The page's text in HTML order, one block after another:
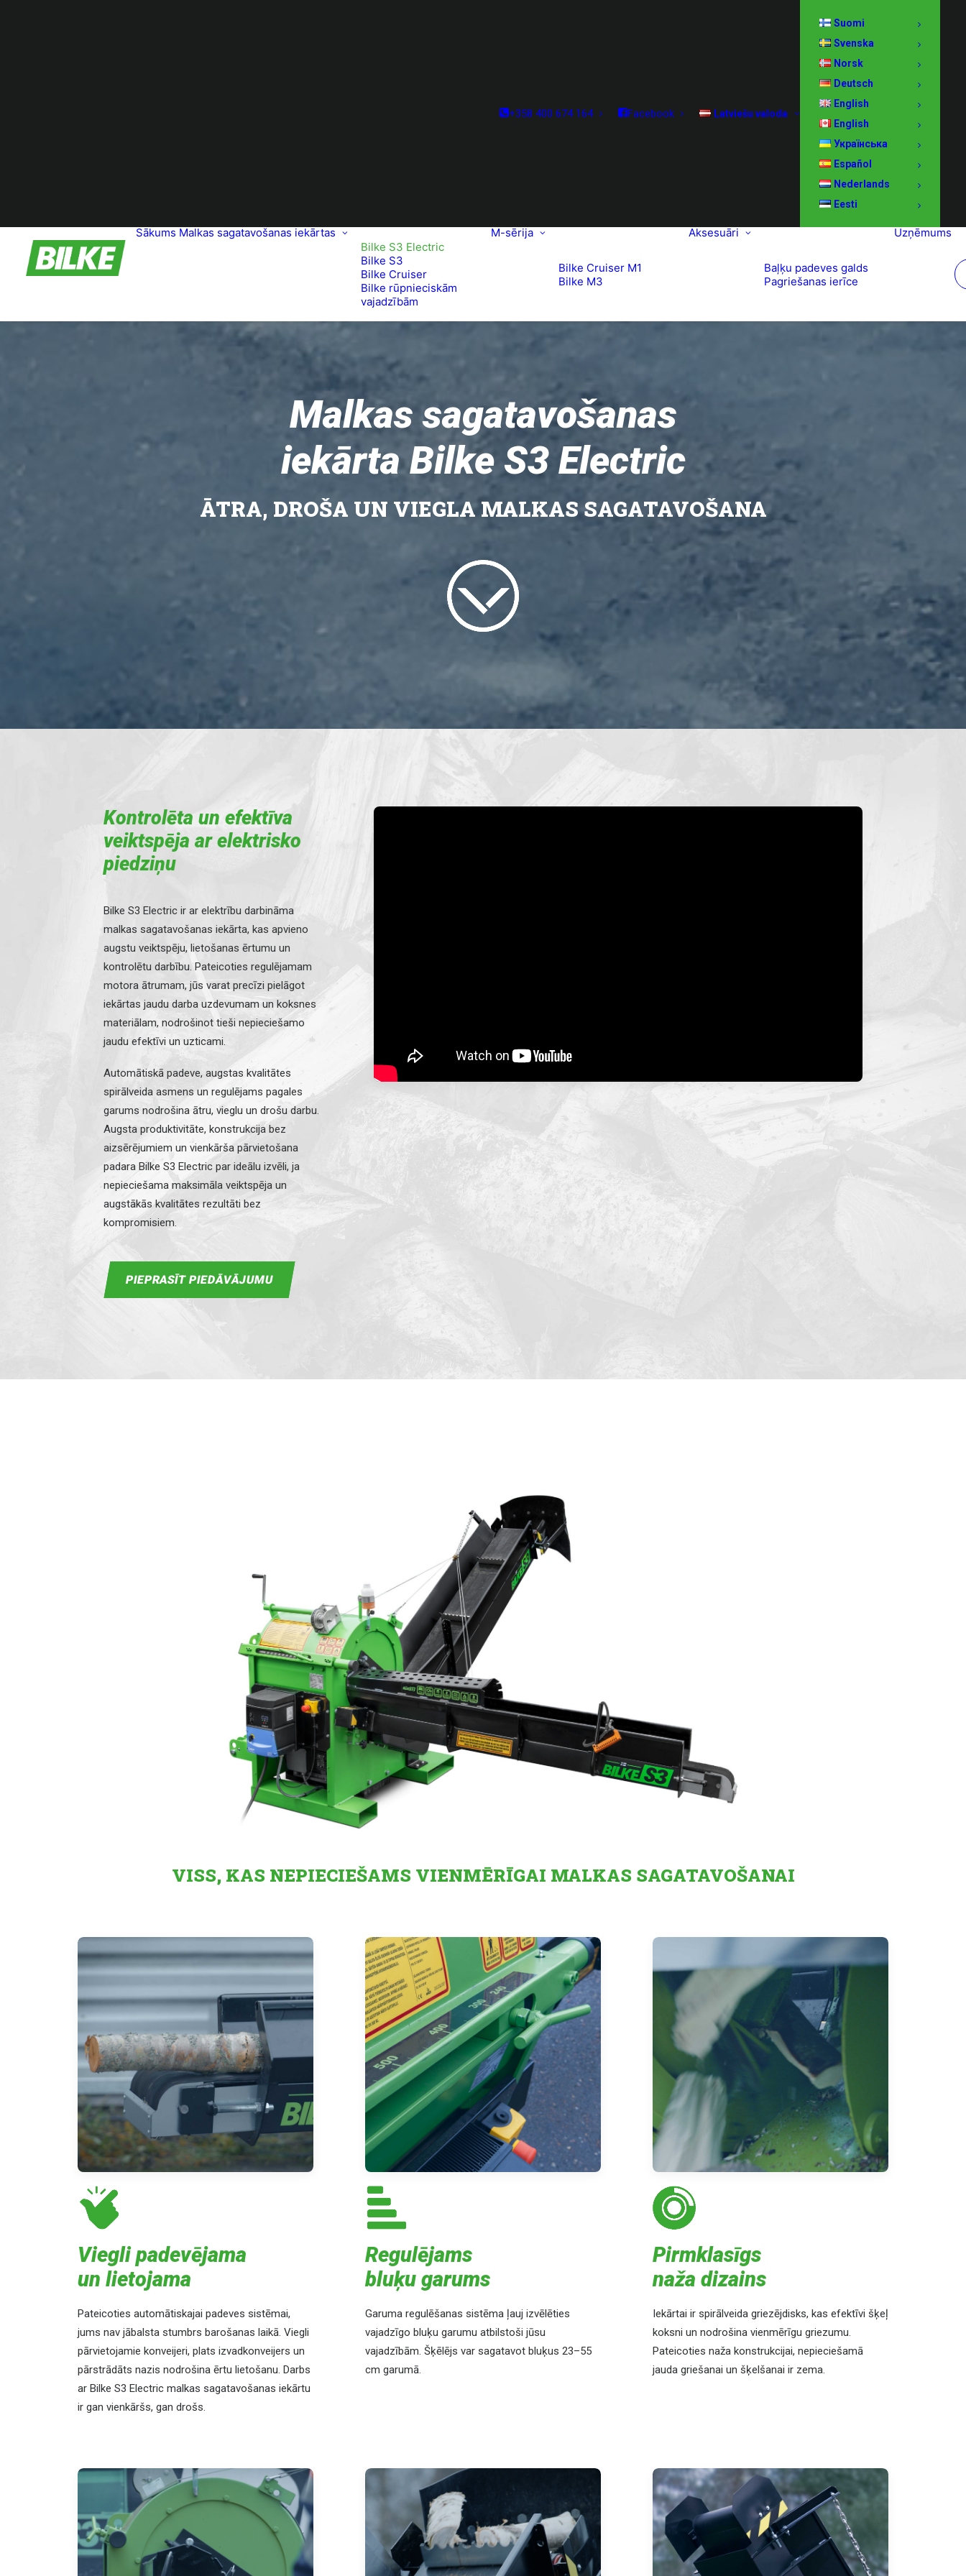
+358 400 674 164 Facebook Latviešu valoda
Suomi
Svenska
Norsk
Deutsch
English
English
Українська
Español
Nederlands
Eesti
Sākums Malkas sagatavošanas iekārtas
Bilke S3 Electric
Bilke S3
Bilke Cruiser
Bilke rūpnieciskām
vajadzībām
M-sērija
Bilke Cruiser M1
Bilke M3
Aksesuāri
Baļķu padeves galds
Pagriešanas ierīce
Uzņēmums
Malkas sagatavošanas
iekārta Bilke S3 Electric
ĀTRA, DROŠA UN VIEGLA MALKAS SAGATAVOŠANA
Kontrolēta un efektīva
veiktspēja ar elektrisko
piedziņu
Bilke S3 Electric ir ar elektrību darbināma
malkas sagatavošanas iekārta, kas apvieno
augstu veiktspēju, lietošanas ērtumu un
kontrolētu darbību. Pateicoties regulējamam
motora ātrumam, jūs varat precīzi pielāgot
iekārtas jaudu darba uzdevumam un koksnes
materiālam, nodrošinot tieši nepieciešamo
jaudu efektīvi un uzticami.
Automātiskā padeve, augstas kvalitātes
spirālveida asmens un regulējams pagales
garums nodrošina ātru, vieglu un drošu darbu.
Augsta produktivitāte, konstrukcija bez
aizsērējumiem un vienkārša pārvietošana
padara Bilke S3 Electric par ideālu izvēli, ja
nepieciešama maksimāla veiktspēja un
augstākās kvalitātes rezultāti bez
kompromisiem.
PIEPRASĪT PIEDĀVĀJUMU
VISS, KAS NEPIECIEŠAMS VIENMĒRĪGAI MALKAS SAGATAVOŠANAI
Viegli padevējama
un lietojama
Pateicoties automātiskajai padeves sistēmai,
jums nav jābalsta stumbrs barošanas laikā. Viegli
pārvietojamie konveijeri, plats izvadkonveijers un
pārstrādāts nazis nodrošina ērtu lietošanu. Darbs
ar Bilke S3 Electric malkas sagatavošanas iekārtu
ir gan vienkāršs, gan drošs.
Regulējams
bluķu garums
Garuma regulēšanas sistēma ļauj izvēlēties
vajadzīgo bluķu garumu atbilstoši jūsu
vajadzībām. Šķēlējs var sagatavot bluķus 23–55
cm garumā.
Pirmklasīgs
naža dizains
Iekārtai ir spirālveida griezējdisks, kas efektīvi šķeļ
koksni un nodrošina vienmērīgu griezumu.
Pateicoties naža konstrukcijai, nepieciešamā
jauda griešanai un šķelšanai ir zema.